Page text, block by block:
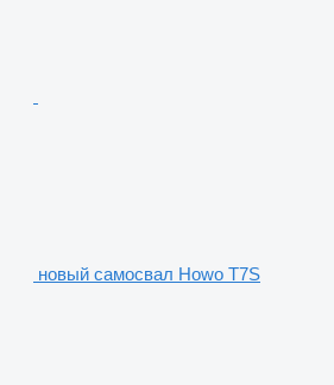
новый самосвал Howo Т7S